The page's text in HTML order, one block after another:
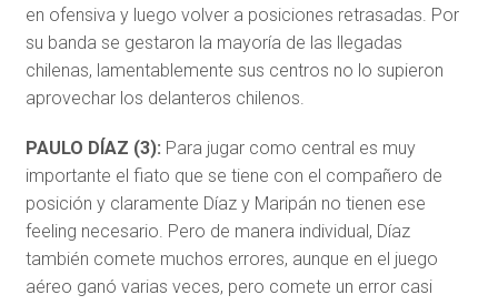
en ofensiva y luego volver a posiciones retrasadas. Por
su banda se gestaron la mayoría de las llegadas
chilenas, lamentablemente sus centros no lo supieron
aprovechar los delanteros chilenos.
PAULO DÍAZ (3): Para jugar como central es muy
importante el fiato que se tiene con el compañero de
posición y claramente Díaz y Maripán no tienen ese
feeling necesario. Pero de manera individual, Díaz
también comete muchos errores, aunque en el juego
aéreo ganó varias veces, pero comete un error casi